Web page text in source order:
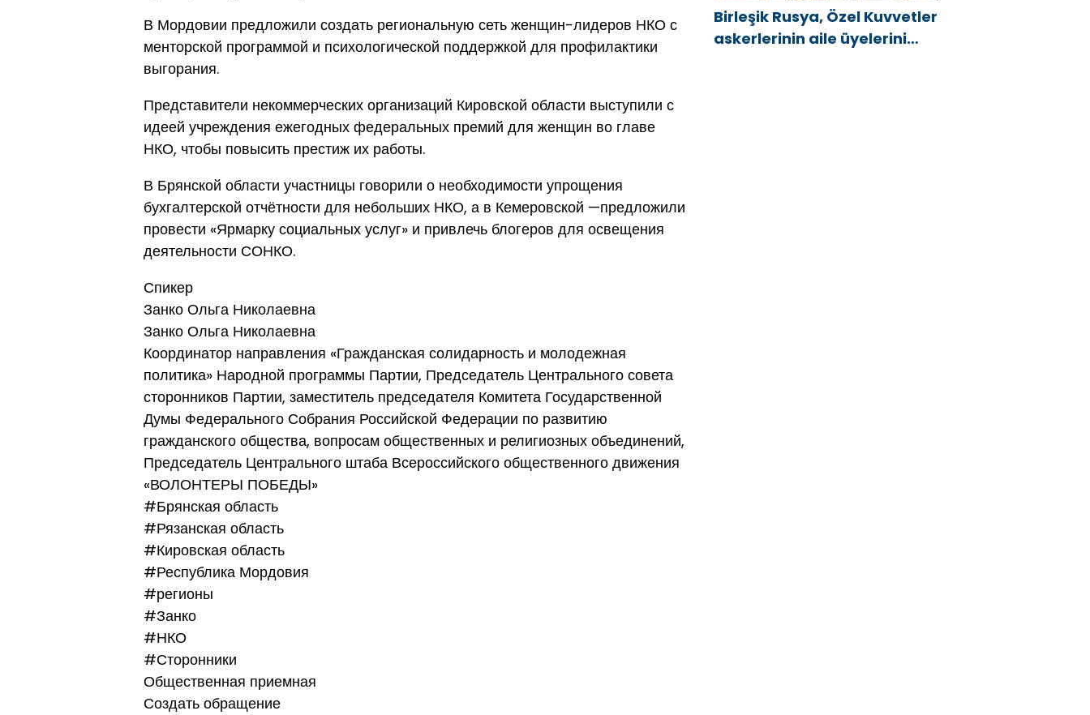
В Мордовии предложили создать региональную сеть женщин-лидеров НКО с
менторской программой и психологической поддержкой для профилактики
выгорания.
Представители некоммерческих организаций Кировской области выступили с
идеей учреждения ежегодных федеральных премий для женщин во главе
НКО, чтобы повысить престиж их работы.
В Брянской области участницы говорили о необходимости упрощения
бухгалтерской отчётности для небольших НКО, а в Кемеровской —предложили
провести «Ярмарку социальных услуг» и привлечь блогеров для освещения
деятельности СОНКО.
Спикер
Занко Ольга Николаевна
Занко Ольга Николаевна
Координатор направления «Гражданская солидарность и молодежная
политика» Народной программы Партии, Председатель Центрального совета
сторонников Партии, заместитель председателя Комитета Государственной
Думы Федерального Собрания Российской Федерации по развитию
гражданского общества, вопросам общественных и религиозных объединений,
Председатель Центрального штаба Всероссийского общественного движения
«ВОЛОНТЕРЫ ПОБЕДЫ»
#Брянская область
#Рязанская область
#Кировская область
#Республика Мордовия
#регионы
#Занко
#НКО
#Сторонники
Общественная приемная
Создать обращение
Birleşik Rusya, Özel Kuvvetler
askerlerinin aile üyelerini